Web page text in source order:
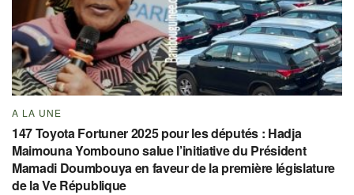
A LA UNE
147 Toyota Fortuner 2025 pour les députés : Hadja
Maimouna Yombouno salue l’initiative du Président
Mamadi Doumbouya en faveur de la première législature
de la Ve République